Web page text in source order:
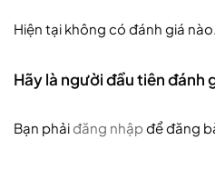
Hiện tại không có đánh giá nào.
Hãy là người đầu tiên đánh
Bạn phải đăng nhập để đăng